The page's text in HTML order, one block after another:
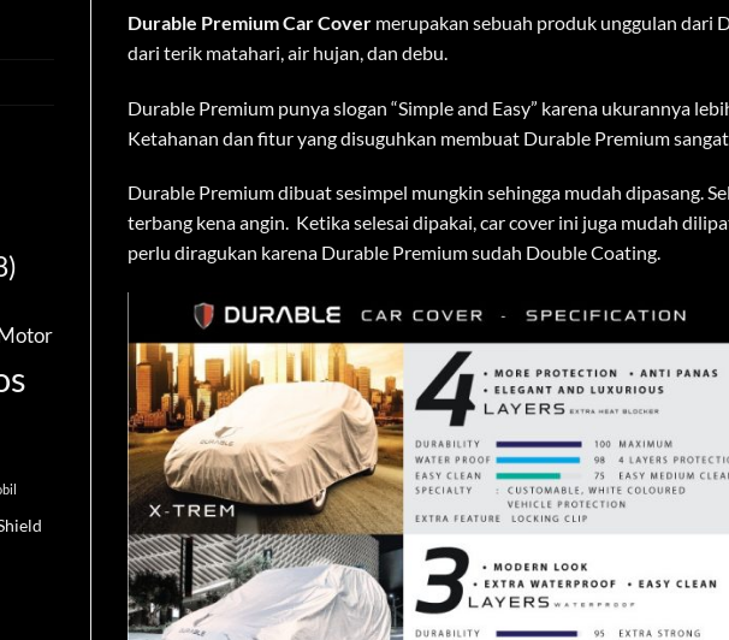
Durable Premium Car Cover merupakan sebuah produk unggulan dari
dari terik matahari, air hujan, dan debu.
Durable Premium punya slogan “Simple and Easy” karena ukurannya
Ketahanan dan fitur yang disuguhkan membuat Durable Premium
Durable Premium dibuat sesimpel mungkin sehingga mudah dipasang.
terbang kena angin. Ketika selesai dipakai, car cover ini juga mudah
perlu diragukan karena Durable Premium sudah Double Coating.